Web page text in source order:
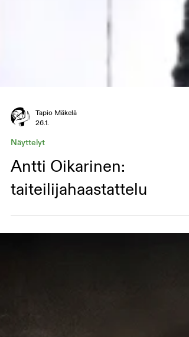
Tapio Mäkelä
26.1.
Näyttelyt
Antti Oikarinen:
taiteilijahaastattelu